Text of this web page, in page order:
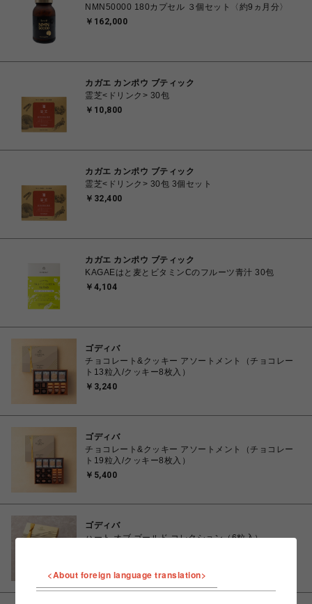
NMN50000 180カプセル ３個セット〈約9ヵ月分〉
￥162,000
カガエ カンポウ ブティック
霊芝<ドリンク> 30包
￥10,800
カガエ カンポウ ブティック
霊芝<ドリンク> 30包 3個セット
￥32,400
カガエ カンポウ ブティック
KAGAEはと麦とビタミンCのフルーツ青汁 30包
￥4,104
ゴディバ
チョコレート&クッキー アソートメント（チョコレー
ト13粒入/クッキー8枚入）
￥3,240
ゴディバ
チョコレート&クッキー アソートメント（チョコレー
ト19粒入/クッキー8枚入）
￥5,400
ゴディバ
ハート オブ ゴールド コレクション（6粒入）
<About foreign language translation>